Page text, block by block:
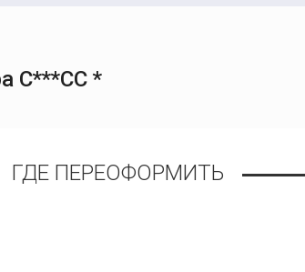
С***СС *
ГДЕ ПЕРЕОФОРМИТЬ